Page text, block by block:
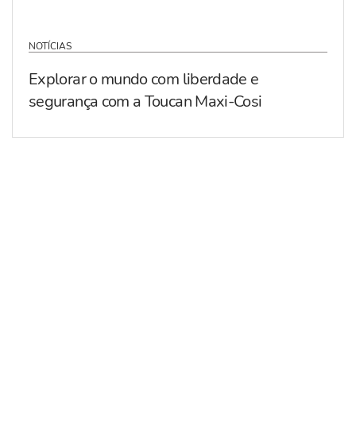
NOTÍCIAS
Explorar o mundo com liberdade e
segurança com a Toucan Maxi-Cosi